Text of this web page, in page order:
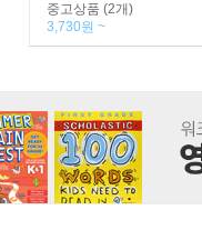
중고상품 (2개)
3,730원 ~